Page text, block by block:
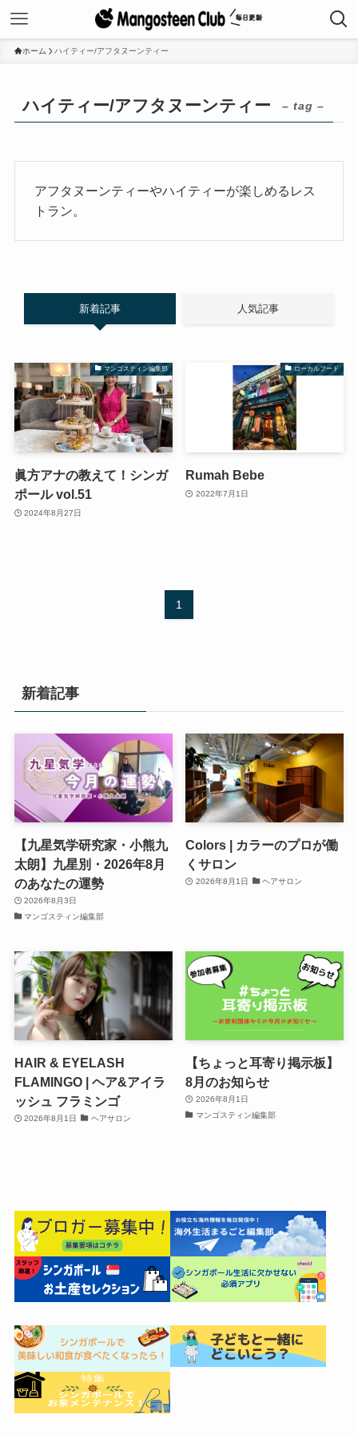
ホーム ハイティー/アフタヌーンティー
ハイティー/アフタヌーンティー – tag –
アフタヌーンティーやハイティーが楽しめるレス
トラン。
新着記事 人気記事
マンゴスティン編集部
眞方アナの教えて！シンガ
ポール vol.51
2024年8月27日
ローカルフード
Rumah Bebe
2022年7月1日
1
新着記事
【九星気学研究家・小熊九
太朗】九星別・2026年8月
のあなたの運勢
2026年8月3日
マンゴスティン編集部
Colors | カラーのプロが働
くサロン
2026年8月1日 ヘアサロン
HAIR & EYELASH
FLAMINGO | ヘア&アイラ
ッシュ フラミンゴ
2026年8月1日 ヘアサロン
【ちょっと耳寄り掲示板】
8月のお知らせ
2026年8月1日
マンゴスティン編集部